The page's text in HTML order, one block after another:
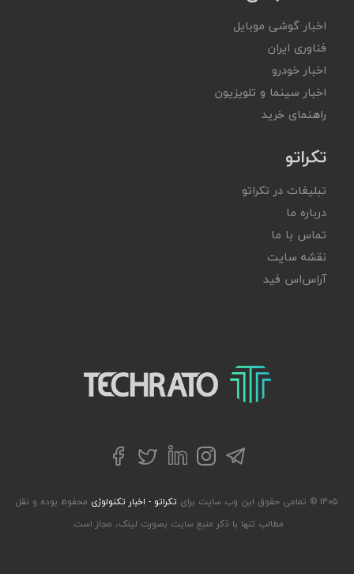
اخبار گوشی موبایل
فناوری ایران
اخبار خودرو
اخبار سینما و تلویزیون
راهنمای خرید
تکراتو
تبلیغات در تکراتو
درباره ما
تماس با ما
نقشه سایت
آر‌اس‌اس فید
تکراتو – زندگی با تکنولوژی
تلگراماینستاگرام
لینکداینتوییترفیسبوک
۱۴۰۵ © تمامی حقوق این وب سایت برای تکراتو - اخبار تکنولوژی محفوظ بوده و نقل
مطالب تنها با ذکر منبع سایت بصورت لینک، مجاز است.